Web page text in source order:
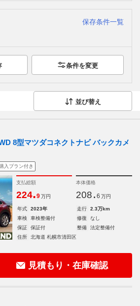
保存条件一覧
条件を変更
並び替え
8型マツダコネクトナビ バックカメ
入プラン付き
支払総額
224.9 万円
本体価格
208. 6 万円
年式 2023年 走行
2.3万km
車検
車検整備付 修復
なし
保証
保証付 整備
法定整備付
住所
北海道 札幌市清田区
見積もり・在庫確認